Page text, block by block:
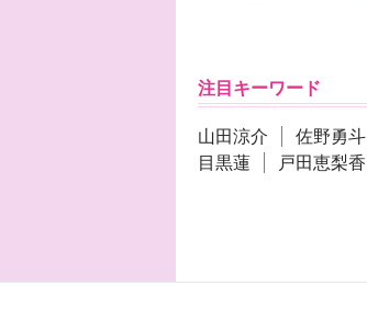
注目キーワード
山田涼介 佐野勇斗
目黒蓮
戸田恵梨香